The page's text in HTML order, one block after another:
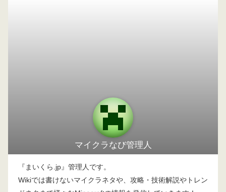
マイクラなび管理人
『まいくら.jp』管理人です。
Wikiでは書けないマイクラネタや、攻略・技術解説やトレン